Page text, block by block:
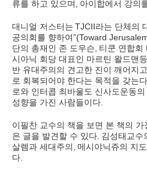
류를 하고 있으며
아이합에서 강의
대니얼 저스터는 TJCII라는 단체의
공의회를 향하여”(Toward
단의 총재인 존 도우슨 티쿤 연합회
시아닉 회당 대표인 마르틴 왈드맨
반 유대주의의 견고한 진이 깨어지고
로 회복되어야 한다는 목적을 갖는다
로와 인터콥 최바울도 신사도운동
성향을 가진 사람들이다
이필찬 교수의 책을 보면 본 책의
은 글을 발견할 수 있다 김성태교수
살렘과 세대주의 메시야닉쥬의 지
다